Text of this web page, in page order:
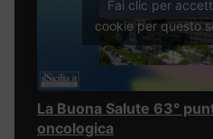
Fai clic per
cookie per questo
La Buona Salute 63°
oncologica